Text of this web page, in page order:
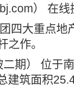
） 在线
四大重点地
之作。
期） 位于
建筑面积